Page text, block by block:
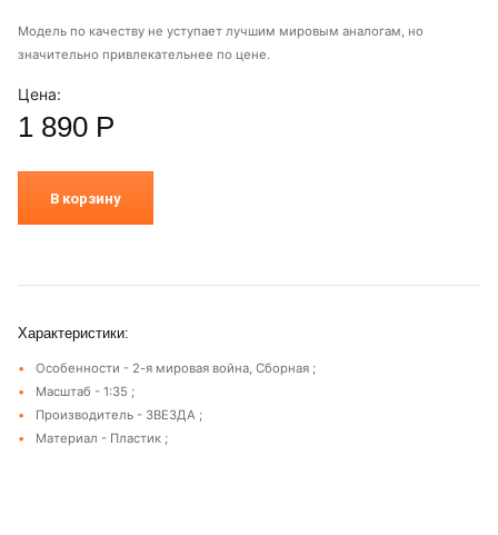
Модель по качеству не уступает лучшим мировым аналогам, но
значительно привлекательнее по цене.
Цена:
1 890 Р
В корзину
Характеристики:
Особенности - 2-я мировая война, Сборная ;
Масштаб - 1:35 ;
Производитель - ЗВЕЗДА ;
Материал - Пластик ;